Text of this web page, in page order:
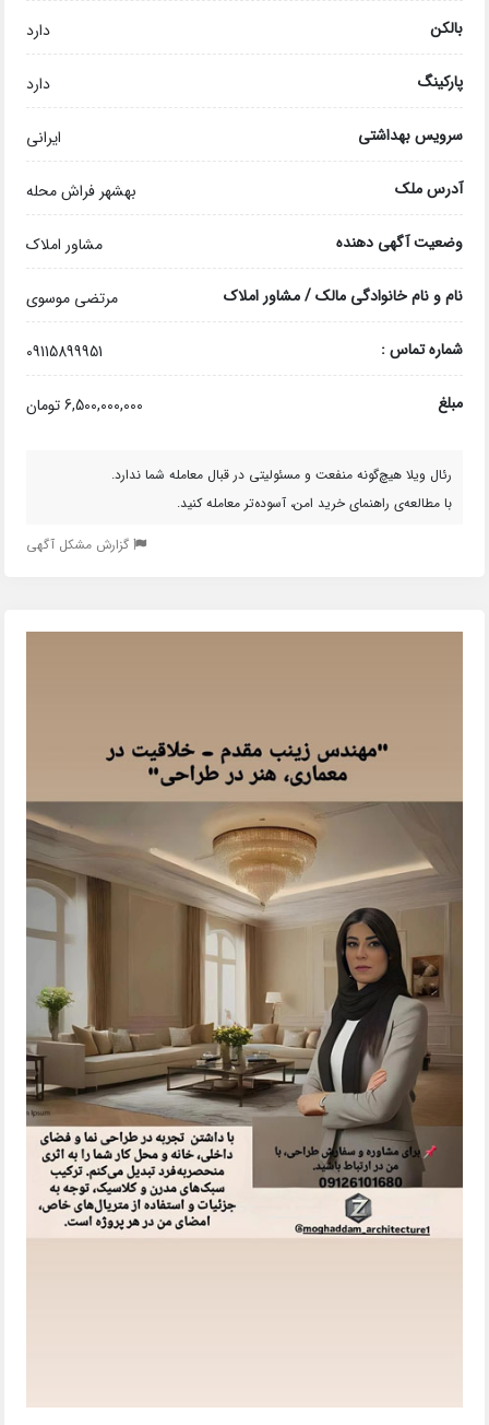
بالکن دارد
پارکینگ دارد
سرویس بهداشتی ایرانی
آدرس ملک بهشهر فراش محله
وضعیت آگهی دهنده مشاور املاک
نام و نام خانوادگی مالک / مشاور املاک مرتضی موسوی
شماره تماس : 09115899951
مبلغ 6,500,000,000 تومان
رئال ویلا هیچ‌گونه منفعت و مسئولیتی در قبال معامله شما ندارد.
با مطالعه‌ی راهنمای خرید امن، آسوده‌تر معامله کنید.
گزارش مشکل آگهی